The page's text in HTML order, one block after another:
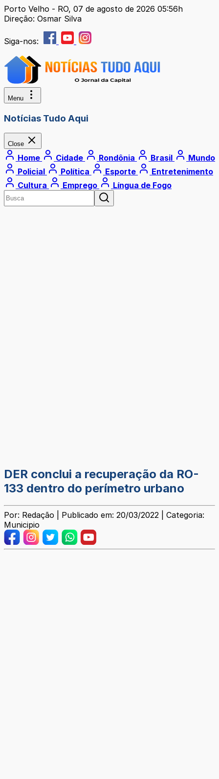
Porto Velho - RO, 07 de agosto de 2026 05:56h
Direção: Osmar Silva
Siga-nos:
Menu
Notícias Tudo Aqui
Close
Home Cidade Rondônia Brasil
Mundo
Policial
Política Esporte
Entretenimento
Cultura
Emprego Língua de Fogo
DER conclui a recuperação da RO-
133 dentro do perímetro urbano
Por: Redação | Publicado em: 20/03/2022 | Categoria:
Municipio